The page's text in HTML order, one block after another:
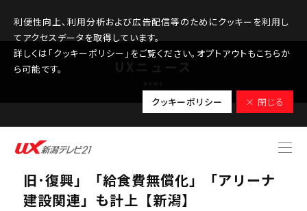
利便性向上、利用分析および広告配信等のためにクッキーを利用し
てアクセスデータを取得しています。
詳しくは「クッキーポリシー」をご覧ください。オプトアウトもこちらか
ら可能です。
クッキーポリシー × 閉じる
2026.02.16
新潟市予算案：過去最大4425億円「復
旧･復興」「給食費無償化」「アリーナ
建設関連」も計上【新潟】